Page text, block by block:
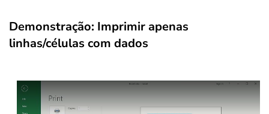
Demonstração: Imprimir apenas
linhas/células com dados